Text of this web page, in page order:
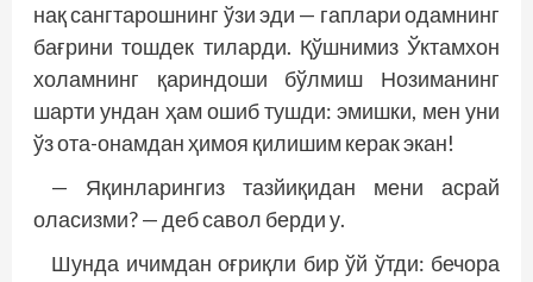
нақ сангтарошнинг ўзи эди — гаплари одамнинг
бағрини тошдек тиларди. Қўшнимиз Ўктамхон
холамнинг қариндоши бўлмиш Нозиманинг
шарти ундан ҳам ошиб тушди: эмишки, мен уни
ўз ота-онамдан ҳимоя қилишим керак экан!
— Яқинларингиз тазйиқидан мени асрай
оласизми? — деб савол берди у.
Шунда ичимдан оғриқли бир ўй ўтди: бечора